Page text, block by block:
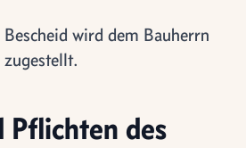
wird dem Bauherrn
Pflichten des